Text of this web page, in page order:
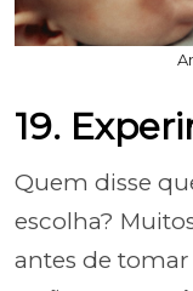
19.
Quem disse
escolha?
antes de tomar